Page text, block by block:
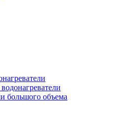
большого объема